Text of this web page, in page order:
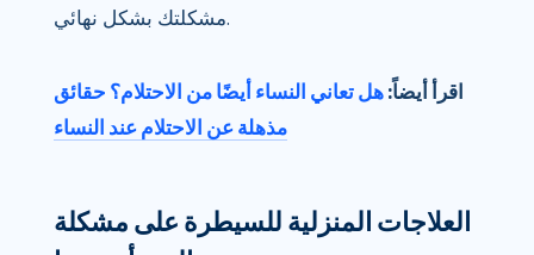
مشكلتك بشكل نهائي.
اقرأ أيضاً: هل تعاني النساء أيضًا من الاحتلام؟ حقائق
مذهلة عن الاحتلام عند النساء
العلاجات المنزلية للسيطرة على مشكلة